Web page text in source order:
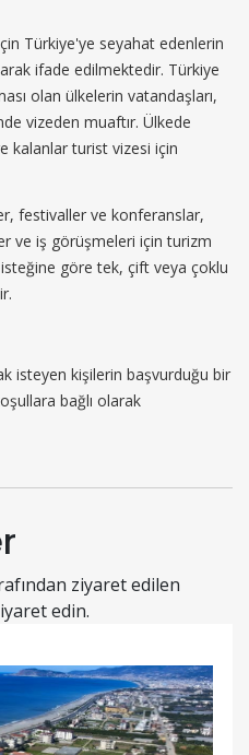
Türkiye'ye seyahat edenlerin
ifade edilmektedir. Türkiye
olan ülkelerin vatandaşları,
vizeden muaftır. Ülkede
kalanlar turist vizesi için
festivaller ve konferanslar,
ve iş görüşmeleri için turizm
göre tek, çift veya çoklu
isteyen kişilerin başvurduğu bir
bağlı olarak
ziyaret edilen
edin.